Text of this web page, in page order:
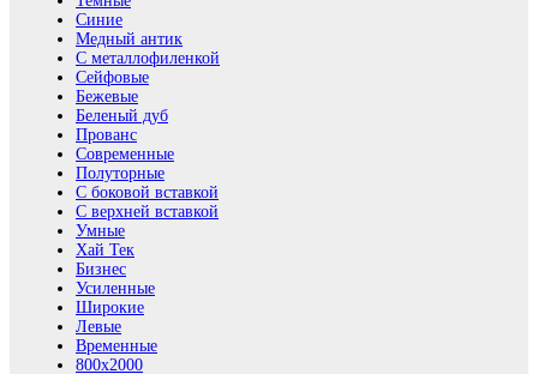
Синие
Медный антик
С металлофиленкой
Сейфовые
Бежевые
Беленый дуб
Прованс
Современные
Полуторные
С боковой вставкой
С верхней вставкой
Умные
Хай Тек
Бизнес
Усиленные
Широкие
Левые
Временные
800х2000